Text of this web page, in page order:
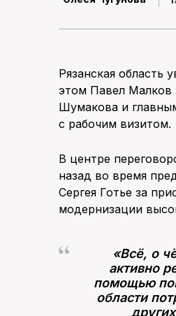
Рязанская область
этом Павел Малков
Шумакова и
с рабочим визитом.
В центре
назад во время
Сергея Готье за
модернизации
«Всё, о
активно
помощью
области